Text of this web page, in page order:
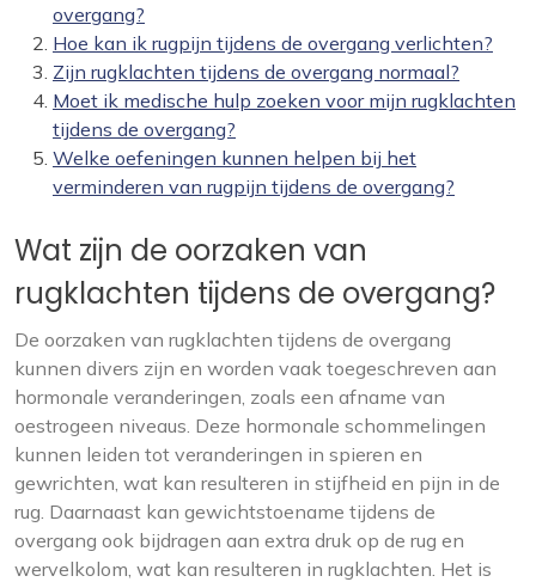
overgang?
Hoe kan ik rugpijn tijdens de overgang verlichten?
Zijn rugklachten tijdens de overgang normaal?
Moet ik medische hulp zoeken voor mijn rugklachten
tijdens de overgang?
Welke oefeningen kunnen helpen bij het
verminderen van rugpijn tijdens de overgang?
Wat zijn de oorzaken van
rugklachten tijdens de overgang?
De oorzaken van rugklachten tijdens de overgang
kunnen divers zijn en worden vaak toegeschreven aan
hormonale veranderingen, zoals een afname van
oestrogeen niveaus. Deze hormonale schommelingen
kunnen leiden tot veranderingen in spieren en
gewrichten, wat kan resulteren in stijfheid en pijn in de
rug. Daarnaast kan gewichtstoename tijdens de
overgang ook bijdragen aan extra druk op de rug en
wervelkolom, wat kan resulteren in rugklachten. Het is